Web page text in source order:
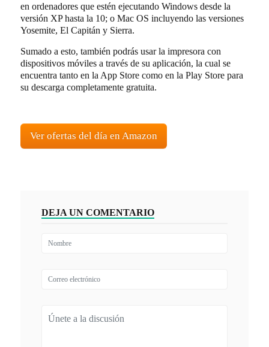
en ordenadores que estén ejecutando Windows desde la
versión XP hasta la 10; o Mac OS incluyendo las versiones
Yosemite, El Capitán y Sierra.
Sumado a esto, también podrás usar la impresora con
dispositivos móviles a través de su aplicación, la cual se
encuentra tanto en la App Store como en la Play Store para
su descarga completamente gratuita.
Ver ofertas del día en Amazon
DEJA UN COMENTARIO